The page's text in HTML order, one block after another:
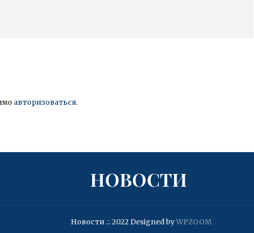
авторизоваться.
НОВОСТИ
Новости .:. 2022Designed byWPZOOM